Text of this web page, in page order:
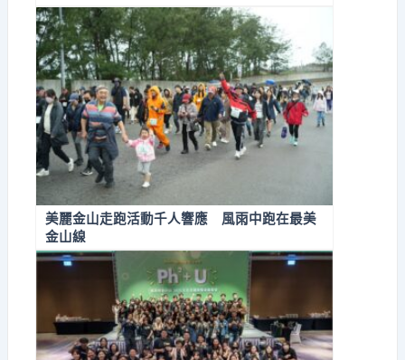
無期徒刑
美麗金山走跑活動千人響應 風雨中跑在最美
金山線